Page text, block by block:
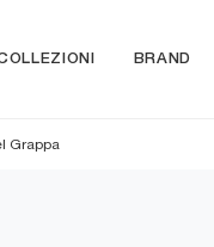
BRAND
Grappa